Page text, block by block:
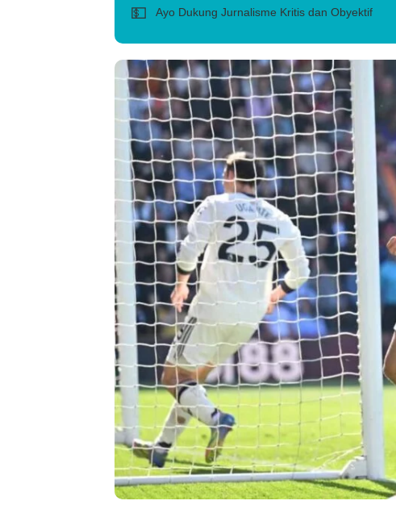
💵 Ayo Dukung Jurnalisme Kritis dan Obyektif